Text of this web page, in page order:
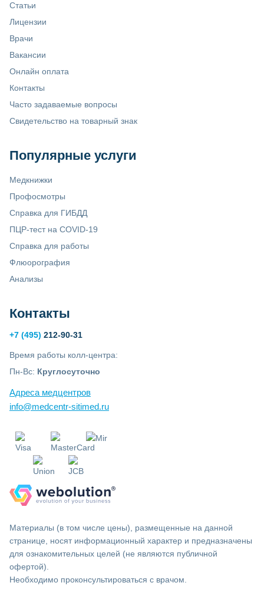
Статьи
Лицензии
Врачи
Вакансии
Онлайн оплата
Контакты
Часто задаваемые вопросы
Свидетельство на товарный знак
Популярные услуги
Медкнижки
Профосмотры
Справка для ГИБДД
ПЦР-тест на COVID-19
Справка для работы
Флюорография
Анализы
Контакты
+7 (495) 212-90-31
Время работы колл-центра:
Пн-Вс: Круглосуточно
Адреса медцентров
info@medcentr-sitimed.ru
Материалы (в том числе цены), размещенные на данной
странице, носят информационный характер и предназначены
для ознакомительных целей (не являются публичной
офертой).
Необходимо проконсультироваться с врачом.